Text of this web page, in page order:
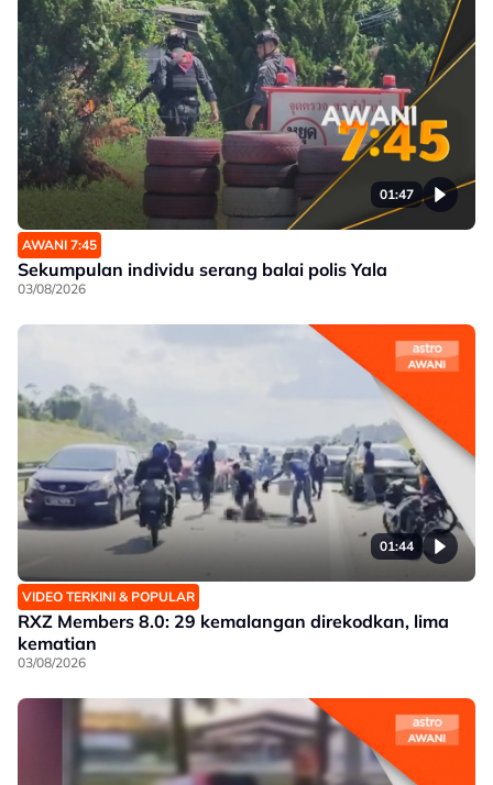
01:47
AWANI 7:45
Sekumpulan individu serang balai polis Yala
03/08/2026
01:44
VIDEO TERKINI & POPULAR
RXZ Members 8.0: 29 kemalangan direkodkan, lima
kematian
03/08/2026